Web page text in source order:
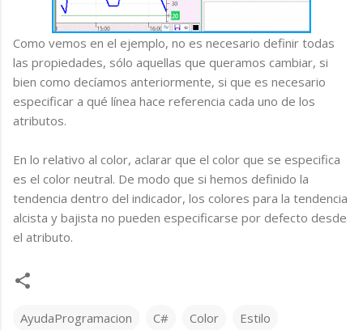
Como vemos en el ejemplo, no es necesario definir todas
las propiedades, sólo aquellas que queramos cambiar, si
bien como decíamos anteriormente, si que es necesario
especificar a qué línea hace referencia cada uno de los
atributos.
En lo relativo al color, aclarar que el color que se especifica
es el color neutral. De modo que si hemos definido la
tendencia dentro del indicador, los colores para la tendencia
alcista y bajista no pueden especificarse por defecto desde
el atributo.
AyudaProgramacion C# Color
Estilo